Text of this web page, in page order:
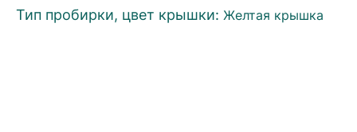
Тип пробирки, цвет крышки: Желтая крышка